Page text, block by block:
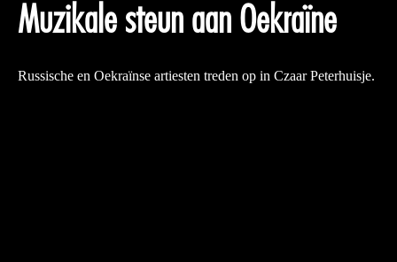
Muzikale steun aan Oekraïne
Russische en Oekraïnse artiesten treden op in Czaar Peterhuisje.